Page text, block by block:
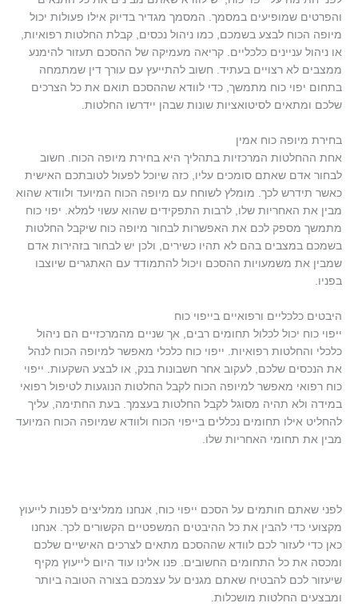
והפרטים שמופיעים במסמך. המסמך מגדיר בדיוק אילו פעולות יכול
מיופה הכוח לבצע בשמכם, כמו ניהול נכסים, קבלת החלטות רפואיות,
או ניהול עניינים כלכליים. קריאה מעמיקה של ההסכם תעזור להימנע
ממצבים לא רצויים בעתיד. חשוב להתייעץ עם עורך דין שמתמחה
בתחום יפוי כוח מתמשך, כדי לוודא שההסכם תואם את כל הצרכים
שלכם ומתאים לסיטואציות שונות שבהן יידרשו החלטות.
בחירת מיופה כוח אמין
אחת ההחלטות המרכזיות בתהליך היא בחירת מיופה הכוח. חשוב
לבחור אדם שאתם סומכים עליו, כזה שיוכל לפעול לטובתכם האישית
כאשר תידרש לכך. מומלץ לשוחח עם מיופה הכוח המיועד ולוודא שהוא
מבין את האחריות שלו, לרבות התפקידים שהוא עשוי למלא. יפוי כוח
מתמשך מספק לכם את האפשרות לבחור מיופה כוח שיקבל החלטות
בשמכם במצבים בהם לא תהיו כשירים, ולכן יש לבחור בזהירות אדם
שמבין את משמעויות ההסכם ויכול להתמודד עם האתגרים שיוצבו
בפניו.
היבטים כלכליים ורפואיים בייפוי כוח
ייפוי כוח יכול לכלול תחומים רבים, אך שניים מהמרכזיים הם ניהול
כלכלי והחלטות רפואיות. ייפוי כוח כלכלי מאפשר למיופה הכוח לנהל
את הנכסים שלכם, לעקוב אחר חשבונות בנק, או לבצע השקעות. ייפוי
כוח רפואי מאפשר למיופה הכוח לקבל החלטות הנוגעות לטיפול רפואי
במידה ולא תהיה מסוגל לקבל החלטות בעצמך. בעת החתימה, עליך
להחליט אילו תחומים נכללים בייפוי הכוח ולוודא שמיופה הכוח המיועד
מבין את תחומי האחריות שלו.
לפני שאתם חותמים על הסכם ייפוי כוח, אנחנו ממליצים לפנות לייעוץ
מקצועי כדי להבין את כל ההיבטים המשפטיים הקשורים לכך. אנחנו
כאן כדי לעזור לכם לוודא שההסכם מתאים לצרכים האישיים שלכם
ומכסה את כל התחומים החשובים. פנו אלינו עוד היום לייעוץ מקיף
שיעזור לכם להבטיח שאתם מגנים על עצמכם בצורה הטובה ביותר
ומבצעים החלטות מושכלות.